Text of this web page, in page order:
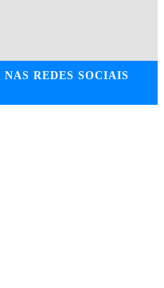
NAS REDES SOCIAIS